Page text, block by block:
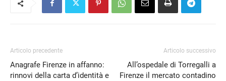
Articolo precedente
Anagrafe Firenze in affanno:
rinnovi della carta d’identità e
Articolo successivo
All’ospedale di Torregalli a
Firenze il mercato contadino